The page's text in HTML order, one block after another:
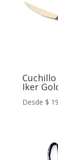
Iker
Desde $